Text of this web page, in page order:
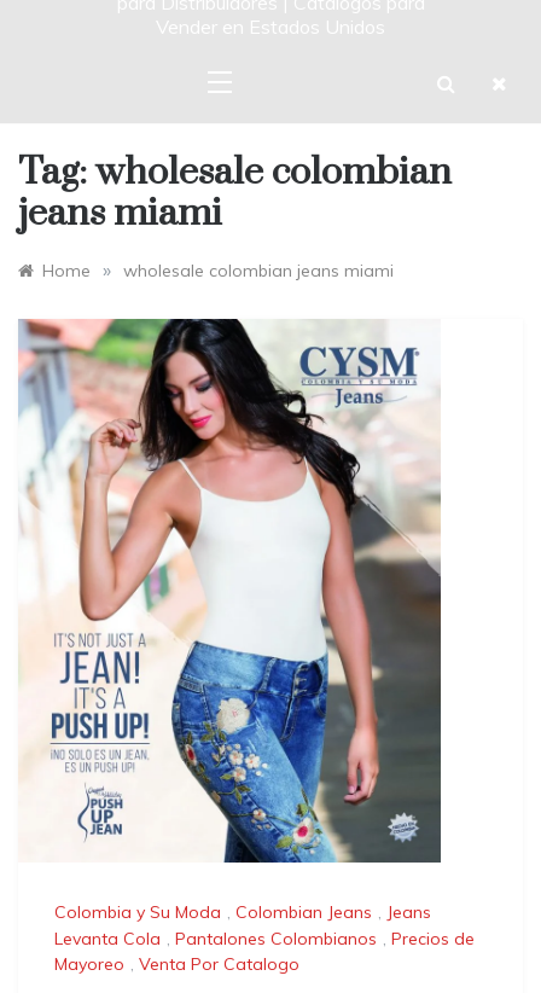
Vender en Estados Unidos
Tag:wholesale colombian
jeans miami
Home » wholesale colombian jeans miami
Colombia y Su Moda , Colombian Jeans , Jeans
Levanta Cola , Pantalones Colombianos , Precios de
Mayoreo , Venta Por Catalogo